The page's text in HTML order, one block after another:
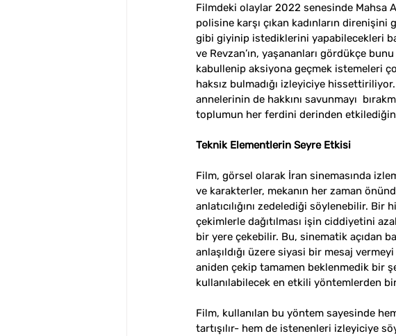
Filmdeki olaylar 2022 senesinde Mahsa
polisine karşı çıkan kadınların
gibi giyinip istediklerini yapabilecekleri
ve Revzan’ın, yaşananları gördükçe
kabullenip aksiyona geçmek istemeleri
haksız bulmadığı izleyiciye hissettiriliyor.
annelerinin de hakkını savunmayı
toplumun her ferdini derinden
Teknik Elementlerin Seyre Etkisi
Film, görsel olarak İran sinemasında
ve karakterler, mekanın her zaman
anlatıcılığını zedelediği söylenebilir.
çekimlerle dağıtılması işin ciddiyetini
bir yere çekebilir. Bu, sinematik açıdan
anlaşıldığı üzere siyasi bir mesaj
aniden çekip tamamen beklenmedik bir
kullanılabilecek en etkili yöntemlerden
Film, kullanılan bu yöntem sayesinde
tartışılır- hem de istenenleri izleyiciye